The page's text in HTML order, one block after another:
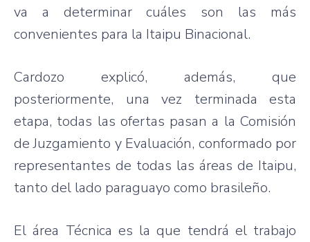
va a determinar cuáles son las más
convenientes para la Itaipu Binacional.
Cardozo explicó, además, que
posteriormente, una vez terminada esta
etapa, todas las ofertas pasan a la Comisión
de Juzgamiento y Evaluación, conformado por
representantes de todas las áreas de Itaipu,
tanto del lado paraguayo como brasileño.
El área Técnica es la que tendrá el trabajo